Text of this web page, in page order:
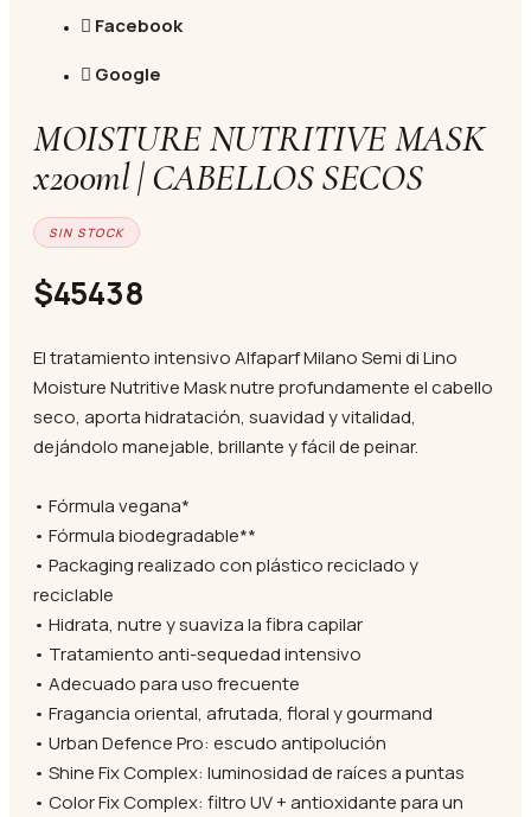
Facebook
Google
MOISTURE NUTRITIVE MASK
x200ml | CABELLOS SECOS
SIN STOCK
$45438
El tratamiento intensivo Alfaparf Milano Semi di Lino
Moisture Nutritive Mask nutre profundamente el cabello
seco, aporta hidratación, suavidad y vitalidad,
dejándolo manejable, brillante y fácil de peinar.
• Fórmula vegana*
• Fórmula biodegradable**
• Packaging realizado con plástico reciclado y
reciclable
• Hidrata, nutre y suaviza la fibra capilar
• Tratamiento anti-sequedad intensivo
• Adecuado para uso frecuente
• Fragancia oriental, afrutada, floral y gourmand
• Urban Defence Pro: escudo antipolución
• Shine Fix Complex: luminosidad de raíces a puntas
• Color Fix Complex: filtro UV + antioxidante para un